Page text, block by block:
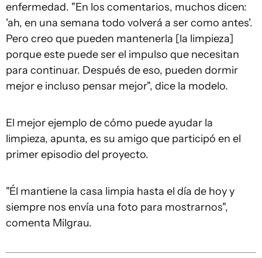
enfermedad. "En los comentarios, muchos dicen:
'ah, en una semana todo volverá a ser como antes'.
Pero creo que pueden mantenerla [la limpieza]
porque este puede ser el impulso que necesitan
para continuar. Después de eso, pueden dormir
mejor e incluso pensar mejor", dice la modelo.
El mejor ejemplo de cómo puede ayudar la
limpieza, apunta, es su amigo que participó en el
primer episodio del proyecto.
"Él mantiene la casa limpia hasta el día de hoy y
siempre nos envía una foto para mostrarnos",
comenta Milgrau.